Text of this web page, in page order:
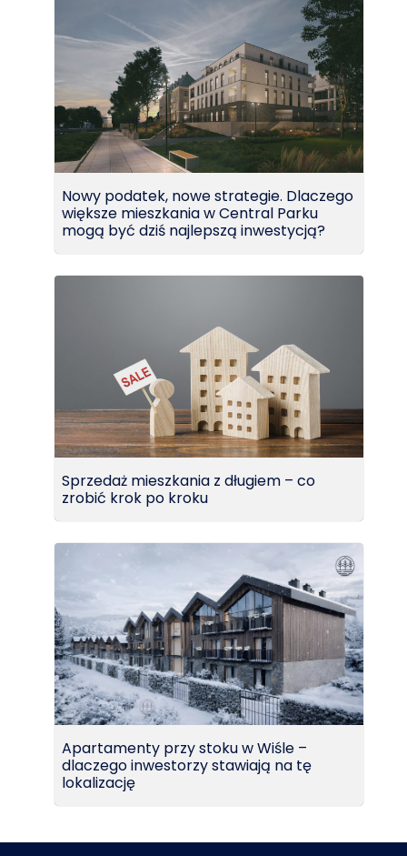
Nowy podatek, nowe strategie. Dlaczego
większe mieszkania w Central Parku
mogą być dziś najlepszą inwestycją?
Sprzedaż mieszkania z długiem – co
zrobić krok po kroku
Apartamenty przy stoku w Wiśle –
dlaczego inwestorzy stawiają na tę
lokalizację